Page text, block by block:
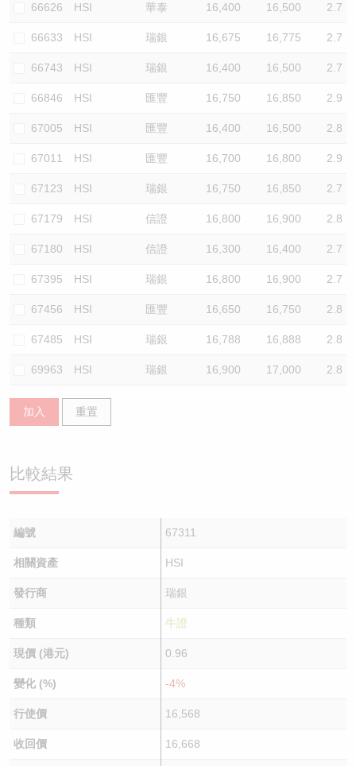
66626 HSI 華泰 16,400 16,500 2.7
66633 HSI 瑞銀 16,675 16,775 2.7
66743 HSI 瑞銀 16,400 16,500 2.7
66846 HSI 匯豐 16,750 16,850 2.9
67005 HSI 匯豐 16,400 16,500 2.8
67011 HSI 匯豐 16,700 16,800 2.9
67123 HSI 瑞銀 16,750 16,850 2.7
67179 HSI 信證 16,800 16,900 2.8
67180 HSI 信證 16,300 16,400 2.7
67395 HSI 瑞銀 16,800 16,900 2.7
67456 HSI 匯豐 16,650 16,750 2.8
67485 HSI 瑞銀 16,788 16,888 2.8
69963 HSI 瑞銀 16,900 17,000 2.8
加入 重置
比較結果
編號 67311
相關資產 HSI
發行商 瑞銀
種類 牛證
現價 (港元) 0.96
變化 (%) -4%
行使價 16,568
收回價 16,668